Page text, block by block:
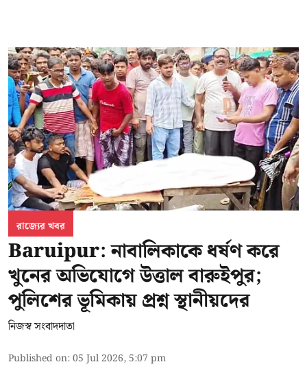
রাজ্যের খবর
Baruipur: নাবালিকাকে ধর্ষণ করে
খুনের অভিযোগে উত্তাল বারুইপুর;
পুলিশের ভূমিকায় প্রশ্ন স্থানীয়দের
নিজস্ব সংবাদদাতা
Published on:05 Jul 2026, 5:07 pm